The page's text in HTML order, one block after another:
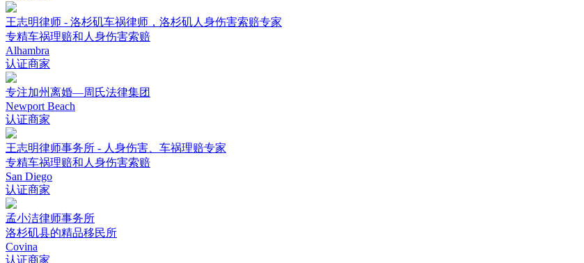
王志明律师 - 洛杉矶车祸律师，洛杉矶人身伤害索赔专家
专精车祸理赔和人身伤害索赔
Alhambra
认证商家
专注加州离婚—周氏法律集团
Newport Beach
认证商家
王志明律师事务所 - 人身伤害、车祸理赔专家
专精车祸理赔和人身伤害索赔
San Diego
认证商家
孟小洁律师事务所
洛杉矶县的精品移民所
Covina
认证商家